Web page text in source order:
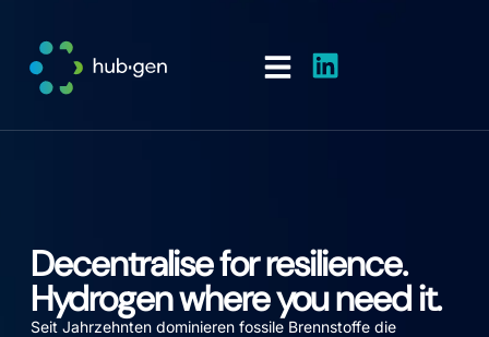
Decentralise for resilience.
Hydrogen where you need it.
Seit Jahrzehnten dominieren fossile Brennstoffe die